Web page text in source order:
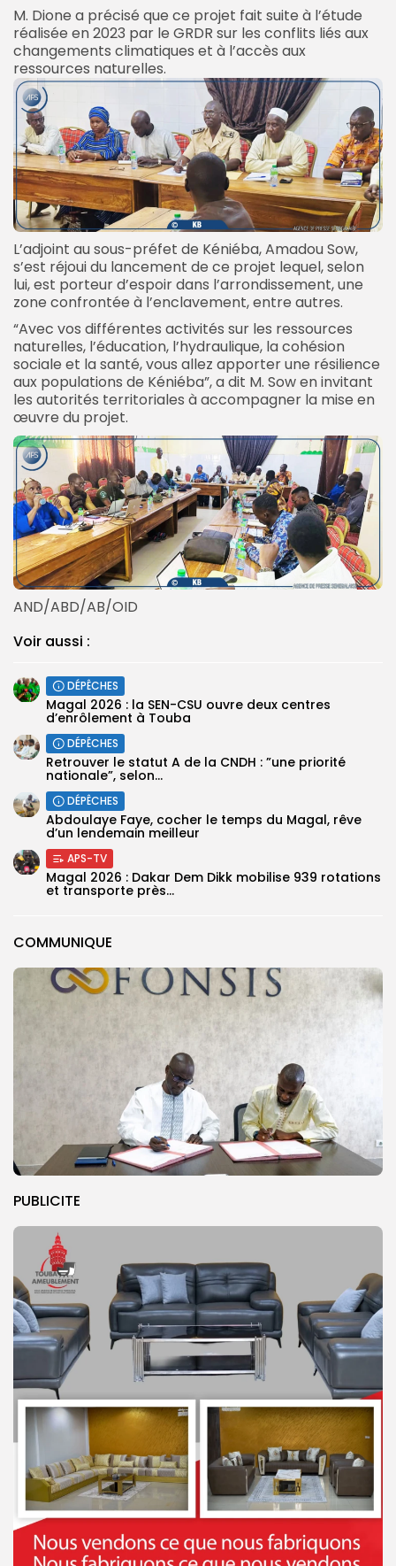
COMMUNIQUE
PUBLICITE
M. Dione a précisé que ce projet fait suite à l’étude
réalisée en 2023 par le GRDR sur les conflits liés aux
changements climatiques et à l’accès aux
ressources naturelles.
L’adjoint au sous-préfet de Kéniéba, Amadou Sow,
s’est réjoui du lancement de ce projet lequel, selon
lui, est porteur d’espoir dans l’arrondissement, une
zone confrontée à l’enclavement, entre autres.
“Avec vos différentes activités sur les ressources
naturelles, l’éducation, l’hydraulique, la cohésion
sociale et la santé, vous allez apporter une résilience
aux populations de Kéniéba”, a dit M. Sow en invitant
les autorités territoriales à accompagner la mise en
œuvre du projet.
AND/ABD/AB/OID
Voir aussi :
DÉPÊCHES
Magal 2026 : la SEN-CSU ouvre deux centres
d’enrôlement à Touba
DÉPÊCHES
Retrouver le statut A de la CNDH : ”une priorité
nationale”, selon...
DÉPÊCHES
Abdoulaye Faye, cocher le temps du Magal, rêve
d’un lendemain meilleur
APS-TV
Magal 2026 : Dakar Dem Dikk mobilise 939 rotations
et transporte près...